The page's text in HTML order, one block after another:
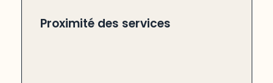
Proximité des services